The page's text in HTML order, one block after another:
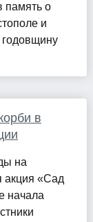
память о
и
годовщину
в
на
акция «Сад
начала